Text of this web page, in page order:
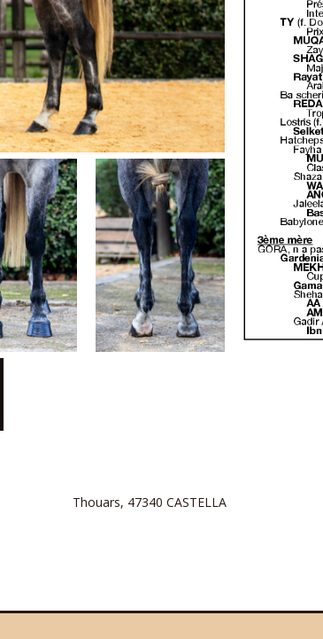
Thouars, 47340 CASTELLA